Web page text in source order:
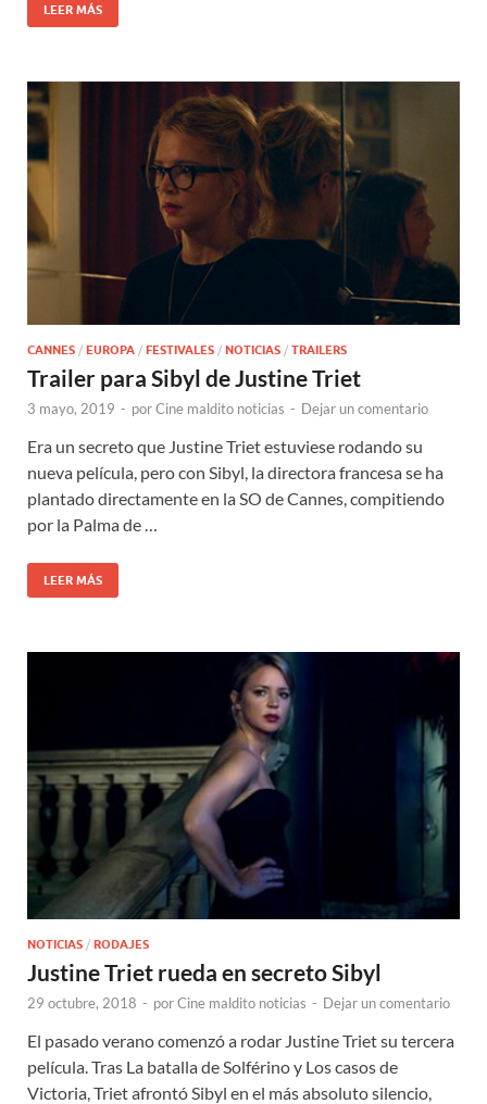
LEER MÁS
CANNES / EUROPA / FESTIVALES / NOTICIAS / TRAILERS
Trailer para Sibyl de Justine Triet
3 mayo, 2019 - porCine maldito noticias - Dejar un comentario
Era un secreto que Justine Triet estuviese rodando su
nueva película, pero con Sibyl, la directora francesa se ha
plantado directamente en la SO de Cannes, compitiendo
por la Palma de …
LEER MÁS
NOTICIAS / RODAJES
Justine Triet rueda en secreto Sibyl
29 octubre, 2018 - porCine maldito noticias - Dejar un comentario
El pasado verano comenzó a rodar Justine Triet su tercera
película. Tras La batalla de Solférino y Los casos de
Victoria, Triet afrontó Sibyl en el más absoluto silencio,